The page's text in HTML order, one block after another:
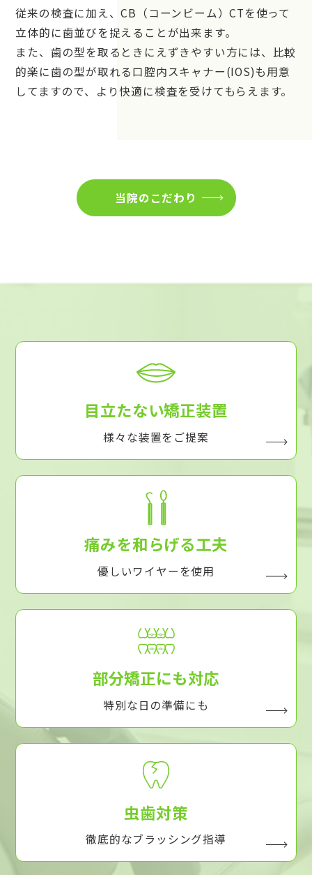
従来の検査に加え、CB（コーンビーム）CTを使って
立体的に歯並びを捉えることが出来ます。
また、歯の型を取るときにえずきやすい方には、比較
的楽に歯の型が取れる口腔内スキャナー(IOS)も用意
してますので、より快適に検査を受けてもらえます。
当院のこだわり
目立たない矯正装置
様々な装置をご提案
痛みを和らげる工夫
優しいワイヤーを使用
部分矯正にも対応
特別な日の準備にも
虫歯対策
徹底的なブラッシング指導